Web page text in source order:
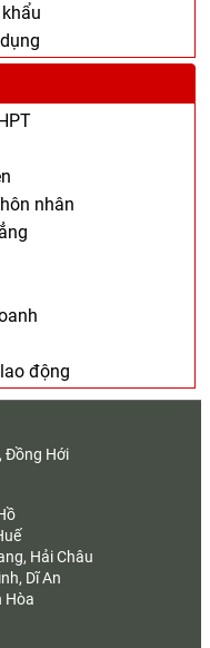
nhân
động
Đồng Hới
Hải Châu
Dĩ An
Hòa